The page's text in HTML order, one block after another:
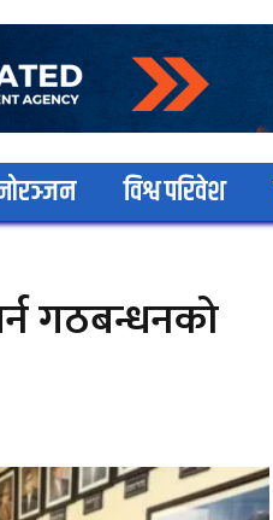
विश्व परिवेश
गठबन्धनको